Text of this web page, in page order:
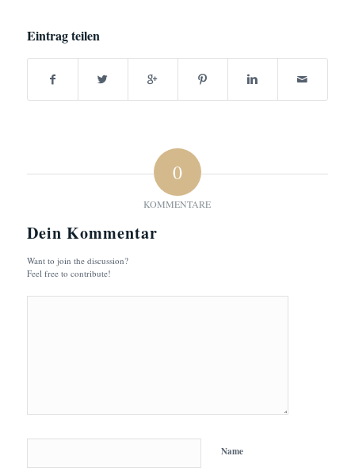
Eintrag teilen
0
KOMMENTARE
Dein Kommentar
Want to join the discussion?
Feel free to contribute!
Name